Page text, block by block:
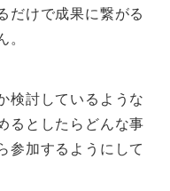
だけで成果に繋がる
検討しているような
るとしたらどんな事
参加するようにして